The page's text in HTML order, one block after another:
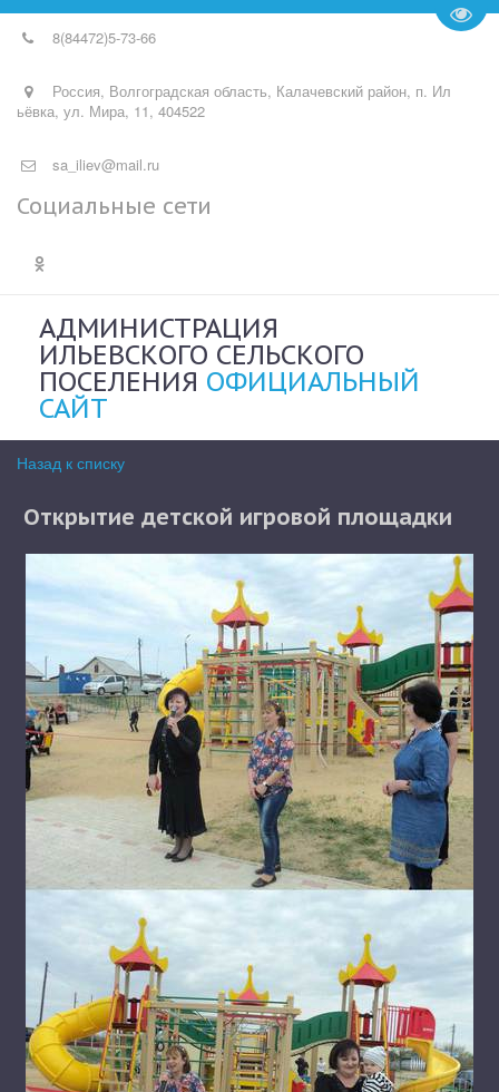
8(84472)5-73-66
Россия, Волгоградская область, Калачевский район, п. Ил
ьёвка, ул. Мира, 11, 404522
sa_iliev@mail.ru
Социальные сети
АДМИНИСТРАЦИЯ
ИЛЬЕВСКОГО СЕЛЬСКОГО
ПОСЕЛЕНИЯ ОФИЦИАЛЬНЫЙ
САЙТ
Назад к списку
Открытие детской игровой площадки